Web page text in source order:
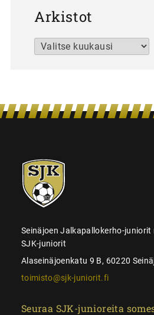
Arkistot
Arkistot
SJK-
juniorit
Seinäjoen Jalkapallokerho-juniorit
SJK-juniorit
Alaseinäjoenkatu 9 B, 60220
toimisto@sjk-juniorit.fi
Seuraa SJK-junioreita